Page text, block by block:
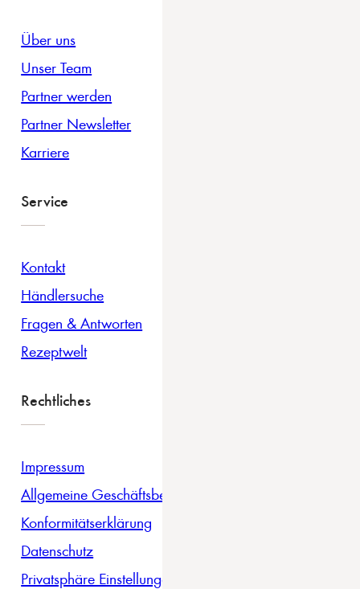
Über uns
Unser Team
Partner werden
Partner Newsletter
Karriere
Service
Kontakt
Händlersuche
Fragen & Antworten
Rezeptwelt
Rechtliches
Impressum
Allgemeine Geschäftsbedingungen
Konformitätserklärung
Datenschutz
Privatsphäre Einstellungen